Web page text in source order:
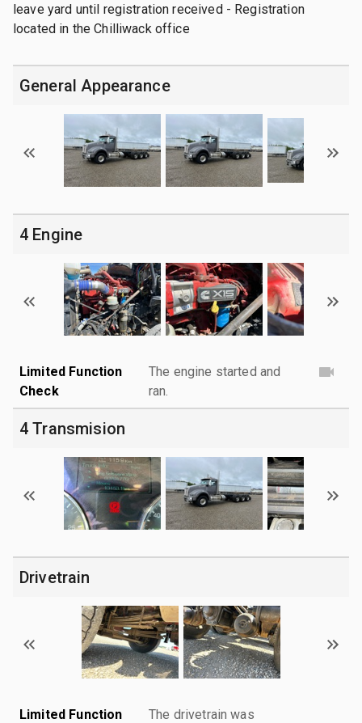
leave yard until registration received - Registration
located in the Chilliwack office
General Appearance
4 Engine
Limited Function
Check
The engine started and
ran.
4 Transmision
Drivetrain
Limited Function
The drivetrain was